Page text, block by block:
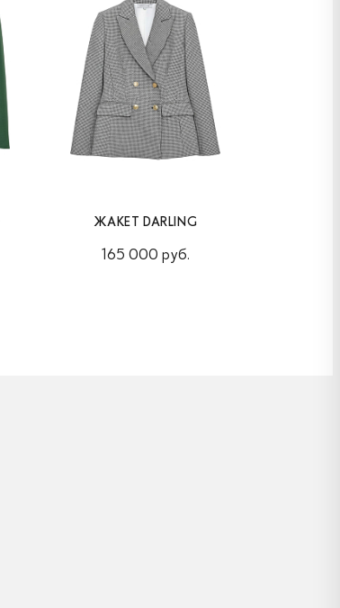
ЖАКЕТ DARLING
165 000 руб.